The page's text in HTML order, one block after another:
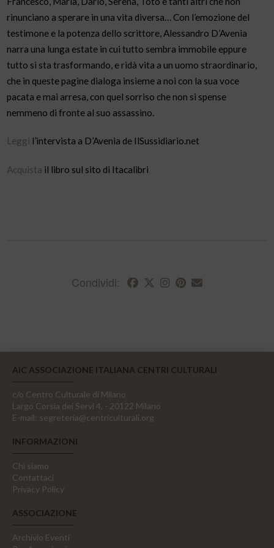
rinunciano a sperare in una vita diversa… Con l’emozione del
testimone e la potenza dello scrittore, Alessandro D’Avenia
narra una lunga estate in cui tutto sembra immobile eppure
tutto si sta trasformando, e ridà vita a un uomo straordinario,
che in queste pagine dialoga insieme a noi con la sua voce
pacata e mai arresa, con quel sorriso che non si spense
nemmeno di fronte al suo assassino.
Leggi l’intervista a D’Avenia de IlSussidiario.net
Acquista il libro sul sito di Itacalibri
Condividi:
AIC ASSOCIAZIONE ITALIANA CENTRI CULTURALI
c/o Centro Culturale di Milano
Largo Corsia dei Servi 4, - 20122 Milano
E-mail: segreteria@centriculturali.org
INFORMAZIONI
Chi siamo
Contattaci
Privacy Policy
ASSOCIAZIONE
Archivio Eventi